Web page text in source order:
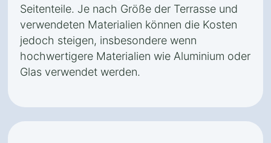
Seitenteile. Je nach Größe der Terrasse und
verwendeten Materialien können die Kosten
jedoch steigen, insbesondere wenn
hochwertigere Materialien wie Aluminium oder
Glas verwendet werden.